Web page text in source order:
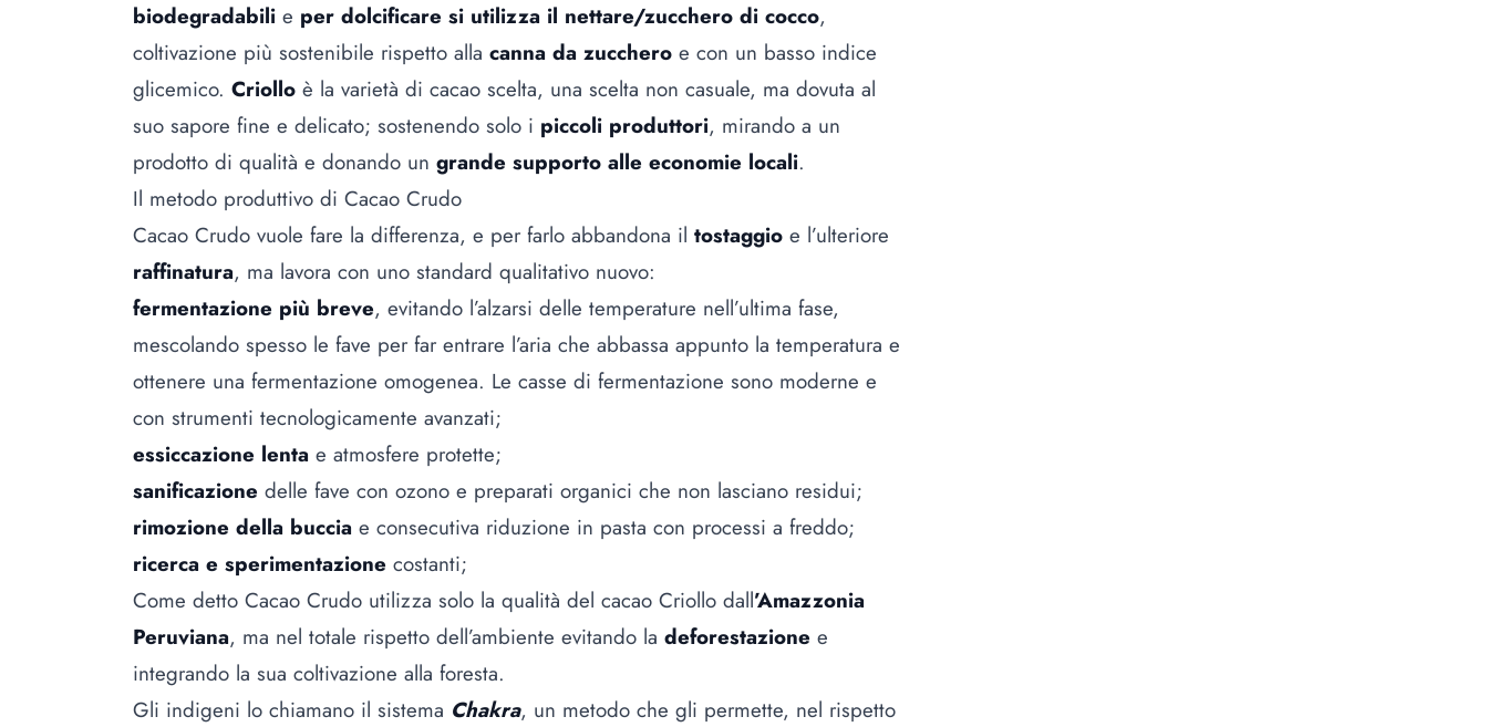
biodegradabili e per dolcificare si utilizza il nettare/zucchero di cocco,
coltivazione più sostenibile rispetto alla canna da zucchero e con un basso indice
glicemico. Criollo è la varietà di cacao scelta, una scelta non casuale, ma dovuta al
suo sapore fine e delicato; sostenendo solo i piccoli produttori, mirando a un
prodotto di qualità e donando un grande supporto alle economie locali.
Il metodo produttivo di Cacao Crudo
Cacao Crudo vuole fare la differenza, e per farlo abbandona il tostaggio e l’ulteriore
raffinatura, ma lavora con uno standard qualitativo nuovo:
fermentazione più breve, evitando l’alzarsi delle temperature nell’ultima fase,
mescolando spesso le fave per far entrare l’aria che abbassa appunto la temperatura e
ottenere una fermentazione omogenea. Le casse di fermentazione sono moderne e
con strumenti tecnologicamente avanzati;
essiccazione lenta e atmosfere protette;
sanificazione delle fave con ozono e preparati organici che non lasciano residui;
rimozione della buccia e consecutiva riduzione in pasta con processi a freddo;
ricerca e sperimentazione costanti;
Come detto Cacao Crudo utilizza solo la qualità del cacao Criollo dall’Amazzonia
Peruviana, ma nel totale rispetto dell’ambiente evitando la deforestazione e
integrando la sua coltivazione alla foresta.
Gli indigeni lo chiamano il sistema Chakra, un metodo che gli permette, nel rispetto